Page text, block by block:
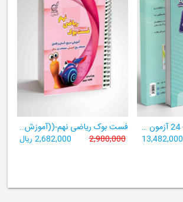
هوش آزمون ششم - 24 آزمون شبیه ساز تیزهوشان
13,482,000
فست بوک ریاضی نهم-((آموزش سریع، آسان و کامل ریاضی پایۀ نهم))
2,980,000 2,682,000 ریال